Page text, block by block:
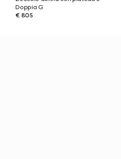
Doppia G
€ 805